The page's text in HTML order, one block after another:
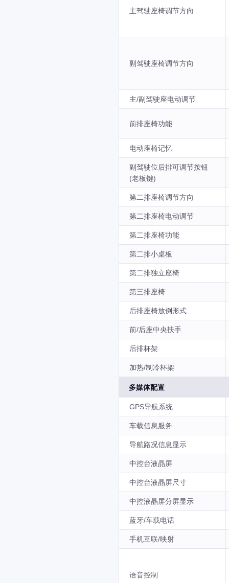
主驾驶座椅调节方向
副驾驶座椅调节方向
主/副驾驶座电动调节
前排座椅功能
电动座椅记忆
副驾驶位后排可调节按钮
(老板键)
第二排座椅调节方向
第二排座椅电动调节
第二排座椅功能
第二排小桌板
第二排独立座椅
第三排座椅
后排座椅放倒形式
前/后座中央扶手
后排杯架
加热/制冷杯架
多媒体配置
GPS导航系统
车载信息服务
导航路况信息显示
中控台液晶屏
中控台液晶屏尺寸
中控液晶屏分屏显示
蓝牙/车载电话
手机互联/映射
语音控制